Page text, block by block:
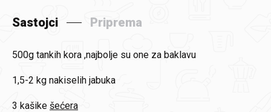
Sastojci Priprema
500g tankih kora ,najbolje su one za baklavu
1,5-2 kg nakiselih jabuka
3 kašike šećera